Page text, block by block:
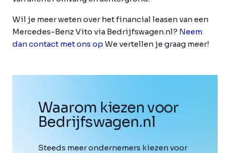
Wil je meer weten over het financial leasen van een
Mercedes-Benz Vito via Bedrijfswagen.nl? Neem
dan contact met ons op We vertellen je graag meer!
Waarom kiezen voor
Bedrijfswagen.nl
Steeds meer ondernemers kiezen voor